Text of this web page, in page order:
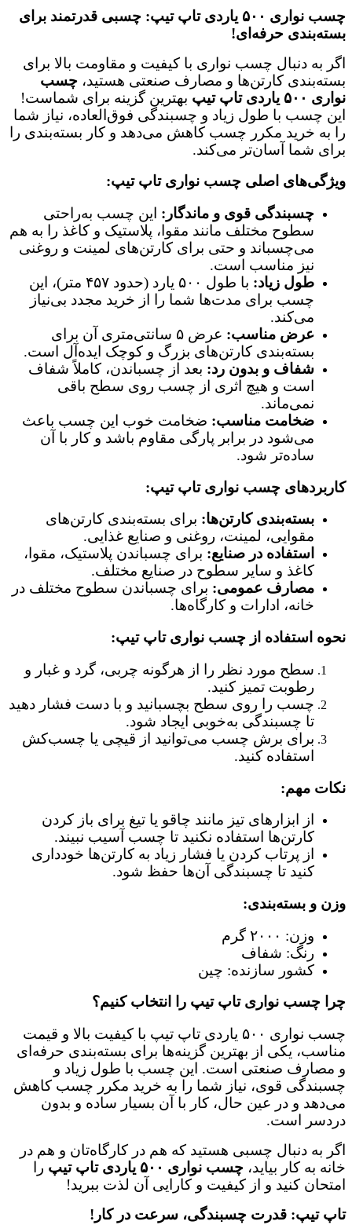
چسب نواری ۵۰۰ یاردی تاپ تیپ: چسبی قدرتمند برای
بسته‌بندی حرفه‌ای!
اگر به دنبال چسب نواری با کیفیت و مقاومت بالا برای
بسته‌بندی کارتن‌ها و مصارف صنعتی هستید، چسب
نواری ۵۰۰ یاردی تاپ تیپ
بهترین گزینه برای شماست!
این چسب با طول زیاد و چسبندگی فوق‌العاده، نیاز شما
را به خرید مکرر چسب کاهش می‌دهد و کار بسته‌بندی را
برای شما آسان‌تر می‌کند.
ویژگی‌های اصلی چسب نواری تاپ تیپ:
چسبندگی قوی و ماندگار: این چسب به‌راحتی
سطوح مختلف مانند مقوا، پلاستیک و کاغذ را به هم
می‌چسباند و حتی برای کارتن‌های لمینت و روغنی
نیز مناسب است.
طول زیاد:
با طول ۵۰۰ یارد (حدود ۴۵۷ متر)، این
چسب برای مدت‌ها شما را از خرید مجدد بی‌نیاز
می‌کند.
عرض مناسب:
عرض ۵ سانتی‌متری آن برای
بسته‌بندی کارتن‌های بزرگ و کوچک ایده‌آل است.
شفاف و بدون رد: بعد از چسباندن، کاملاً شفاف
است و هیچ اثری از چسب روی سطح باقی
نمی‌ماند.
ضخامت مناسب: ضخامت خوب این چسب باعث
می‌شود در برابر پارگی مقاوم باشد و کار با آن
ساده‌تر شود.
کاربردهای چسب نواری تاپ تیپ:
بسته‌بندی کارتن‌ها: برای بسته‌بندی کارتن‌های
مقوایی، لمینت، روغنی و صنایع غذایی.
استفاده در صنایع: برای چسباندن پلاستیک، مقوا،
کاغذ و سایر سطوح در صنایع مختلف.
مصارف عمومی: برای چسباندن سطوح مختلف در
خانه، ادارات و کارگاه‌ها.
نحوه استفاده از چسب نواری تاپ تیپ:
سطح مورد نظر را از هرگونه چربی، گرد و غبار و
رطوبت تمیز کنید.
چسب را روی سطح بچسبانید و با دست فشار دهید
تا چسبندگی به‌خوبی ایجاد شود.
برای برش چسب می‌توانید از قیچی یا چسب‌کش
استفاده کنید.
نکات مهم:
از ابزارهای تیز مانند چاقو یا تیغ برای باز کردن
کارتن‌ها استفاده نکنید تا چسب آسیب نبیند.
از پرتاب کردن یا فشار زیاد به کارتن‌ها خودداری
کنید تا چسبندگی آن‌ها حفظ شود.
وزن و بسته‌بندی:
وزن: ۲۰۰۰ گرم
رنگ: شفاف
کشور سازنده: چین
چرا چسب نواری تاپ تیپ را انتخاب کنیم؟
چسب نواری ۵۰۰ یاردی تاپ تیپ با کیفیت بالا و قیمت
مناسب، یکی از بهترین گزینه‌ها برای بسته‌بندی حرفه‌ای
و مصارف صنعتی است. این چسب با طول زیاد و
چسبندگی قوی، نیاز شما را به خرید مکرر چسب کاهش
می‌دهد و در عین حال، کار با آن بسیار ساده و بدون
دردسر است.
اگر به دنبال چسبی هستید که هم در کارگاه‌تان و هم در
خانه به کار بیاید، چسب نواری ۵۰۰ یاردی تاپ تیپ
را
امتحان کنید و از کیفیت و کارایی آن لذت ببرید!
تاپ تیپ: قدرت چسبندگی، سرعت در کار!